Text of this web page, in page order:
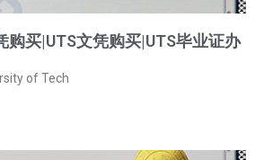
购买|UTS文凭购买|UTS毕业证办
of Tech